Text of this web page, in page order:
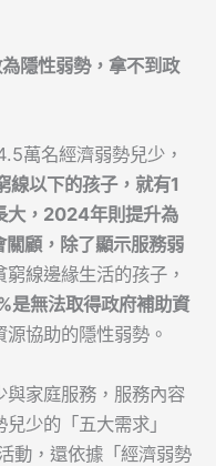
隱性弱勢，拿不到政
萬名經濟弱勢兒少，
線以下的孩子，就有1
， 2024年則提升為
關顧，除了顯示服務弱
線邊緣生活的孩子，
是無法取得政府補助資
協助的隱性弱勢。
與家庭服務，服務內容
少的「五大需求」
動，還依據「經濟弱勢